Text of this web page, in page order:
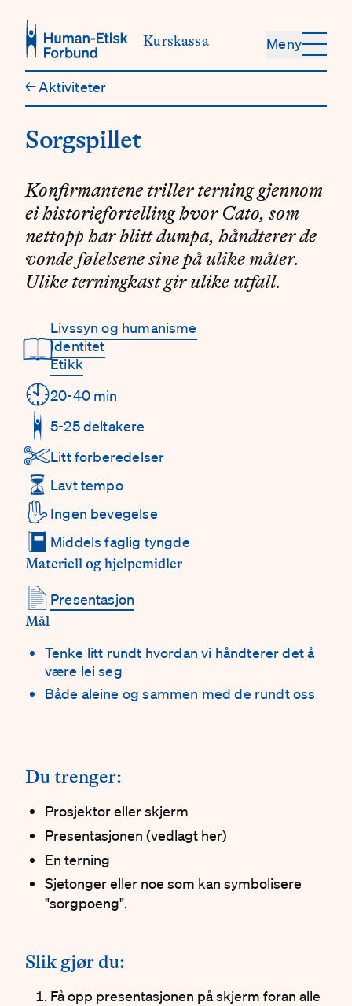
Kurskassa Meny
←Aktiviteter
Sorgspillet
Konfirmantene triller terning gjennom
ei historiefortelling hvor Cato, som
nettopp har blitt dumpa, håndterer de
vonde følelsene sine på ulike måter.
Ulike terningkast gir ulike utfall.
Detaljer
📖
Livssyn og humanisme
Identitet
Etikk
🕙20-40 min
5-25 deltakere
✄Litt forberedelser
⏳ Lavt tempo
✋Ingen bevegelse
📕 Middels faglig tyngde
Materiell og hjelpemidler
📄 Presentasjon
Mål
Tenke litt rundt hvordan vi håndterer det å
være lei seg
Både aleine og sammen med de rundt oss
#
Du trenger:
Prosjektor eller skjerm
Presentasjonen (vedlagt her)
En terning
Sjetonger eller noe som kan symbolisere
"sorgpoeng".
#
Slik gjør du:
Få opp presentasjonen på skjerm foran alle